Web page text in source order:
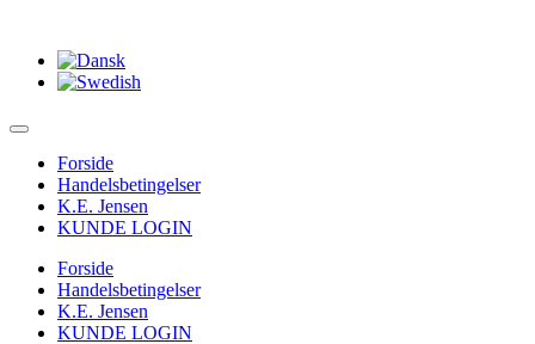
Forside
Handelsbetingelser
K.E. Jensen
KUNDE LOGIN
Forside
Handelsbetingelser
K.E. Jensen
KUNDE LOGIN